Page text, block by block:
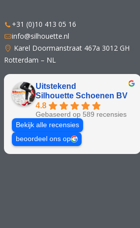
+31 (0)10 413 05 16
info@silhouette.nl
Karel Doormanstraat 467a 3012 GH
Rotterdam – NL
Uitstekend
Silhouette Schoenen BV
4.8
Gebaseerd op 589 recensies
Bekijk alle recensies
beoordeel ons op